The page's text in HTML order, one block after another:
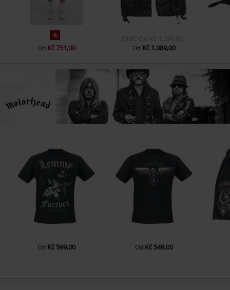
%
Od Kč 751,00
DMC Od Kč 1.299,00
Od Kč 1.089,00
Od Kč 599,00 Od Kč 549,00